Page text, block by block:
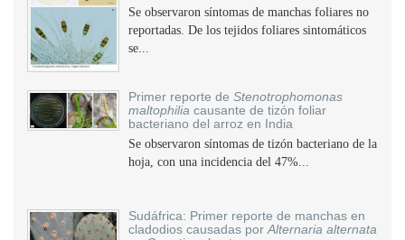
Se observaron síntomas de manchas foliares no
reportadas. De los tejidos foliares sintomáticos
se...
Primer reporte de Stenotrophomonas
maltophilia causante de tizón foliar
bacteriano del arroz en India
Se observaron síntomas de tizón bacteriano de la
hoja, con una incidencia del 47%...
Sudáfrica: Primer reporte de manchas en
cladodios causadas por Alternaria alternata